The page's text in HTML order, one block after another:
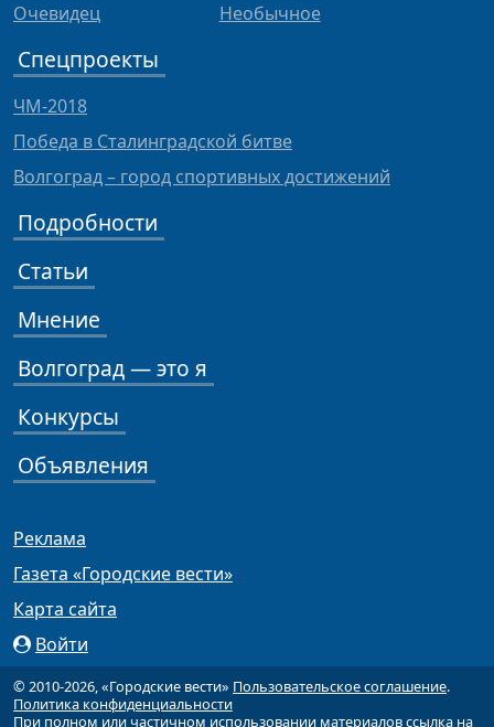
Очевидец
Необычное
Спецпроекты
ЧМ-2018
Победа в Сталинградской битве
Волгоград – город спортивных достижений
Подробности
Статьи
Мнение
Волгоград — это я
Конкурсы
Объявления
Реклама
Газета «Городские вести»
Карта сайта
Войти
© 2010-2026, «Городские вести» Пользовательское соглашение.
Политика конфиденциальности
При полном или частичном использовании материалов ссылка на